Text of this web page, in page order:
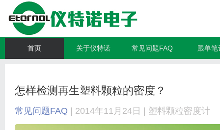
首页 关于仪特诺 常见问题FAQ 跟单笔
怎样检测再生塑料颗粒的密度？
常见问题FAQ | 2014年11月24日 | 塑料颗粒密度计